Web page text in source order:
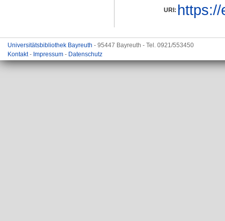
URI:
Universitätsbibliothek Bayreuth - 95447 Bayreuth - Tel. 0921/553450
Kontakt- Impressum - Datenschutz